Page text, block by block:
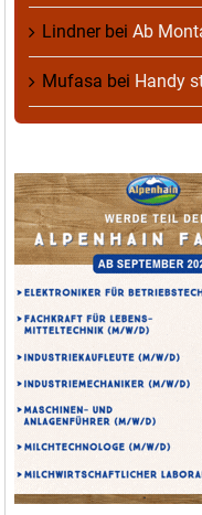
Lindnerbei Ab
Mufasa bei Handy